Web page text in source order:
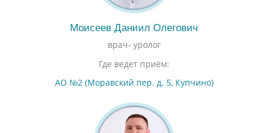
Моисеев Даниил Олегович
врач- уролог
Где ведет приём:
АО №2 (Моравский пер. д. 5, Купчино)